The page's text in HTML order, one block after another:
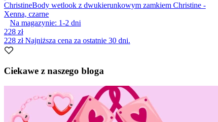
ChristineBody wetlook z dwukierunkowym zamkiem Christine -
Xenna, czarne
Na magazynie: 1-2 dni
228 zł
228 złNajniższa cena za ostatnie 30 dni.
1
10
Ciekawe z naszego bloga